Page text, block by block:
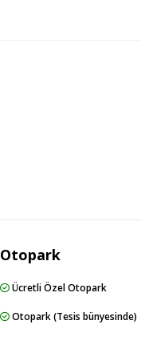
Otopark
Ücretli Özel Otopark
Otopark (Tesis bünyesinde)